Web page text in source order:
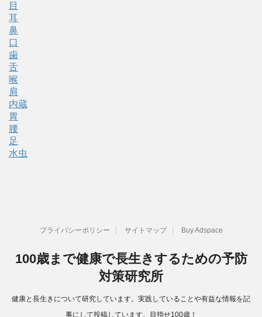
目
耳
鼻
口
歯
舌
喉
肩
内蔵
胃
腰
足
水虫
プライバシーポリシー サイトマップ Buy Adspace
100歳まで健康で長生きするための予防
対策研究所
健康と長生きについて研究しています。実践していることや有益な情報を記
事にして投稿しています。目指せ100歳！